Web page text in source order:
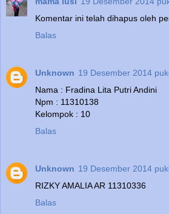
Komentar ini telah dihapus oleh
Balas
Unknown 19 Desember 2014
Nama : Fradina Lita Putri Andini
Npm : 11310138
Kelompok : 10
Balas
Unknown 19 Desember 2014
RIZKY AMALIA AR 11310336
Balas